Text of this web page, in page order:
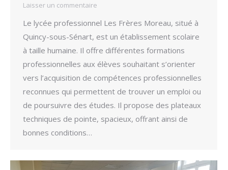
Laisser un commentaire
Le lycée professionnel Les Frères Moreau, situé à
Quincy-sous-Sénart, est un établissement scolaire
à taille humaine. Il offre différentes formations
professionnelles aux élèves souhaitant s’orienter
vers l’acquisition de compétences professionnelles
reconnues qui permettent de trouver un emploi ou
de poursuivre des études. Il propose des plateaux
techniques de pointe, spacieux, offrant ainsi de
bonnes conditions…